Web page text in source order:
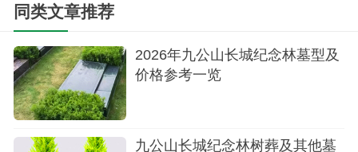
分郊区陵园，但其优越的地理环境、精心的园林设
计以及深厚的文化内涵，使其成为高端生态葬的代
表。功泽园内已安葬多位社会名人，更增添了陵园
的人文价值。
同类文章推荐
2026年九公山长城纪念林墓型及
价格参考一览
九公山长城纪念林树葬及其他墓